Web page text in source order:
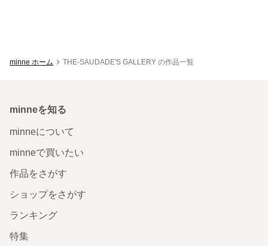
minne ホーム THE-SAUDADE'S GALLERY の作品一覧
minneを知る
minneについて
minneで買いたい
作品をさがす
ショップをさがす
ランキング
特集